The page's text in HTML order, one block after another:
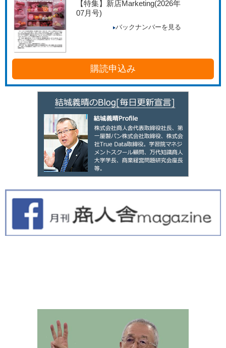
【特集】新店Marketing(2026年
07月号)
バックナンバーを見る
購読申込み